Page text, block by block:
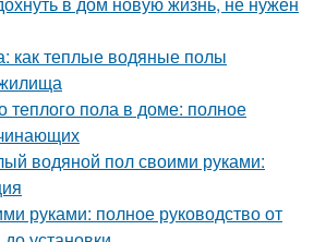
как теплые водяные полы
теплого пола в доме: полное
водяной пол своими руками:
руками: полное руководство от